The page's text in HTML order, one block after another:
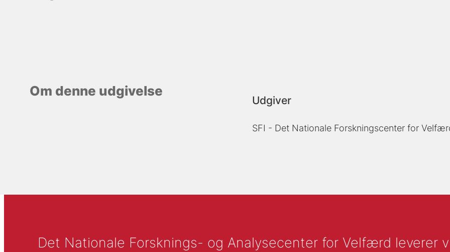
Om denne udgivelse
Udgiver
SFI - Det Nationale Forskningscenter for
Det Nationale Forsknings- og Analysecenter for Velfærd leverer